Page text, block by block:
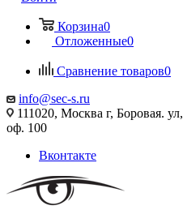
Корзина0
Отложенные0
Сравнение товаров0
info@sec-s.ru
111020, Москва г, Боровая.
оф. 100
Вконтакте